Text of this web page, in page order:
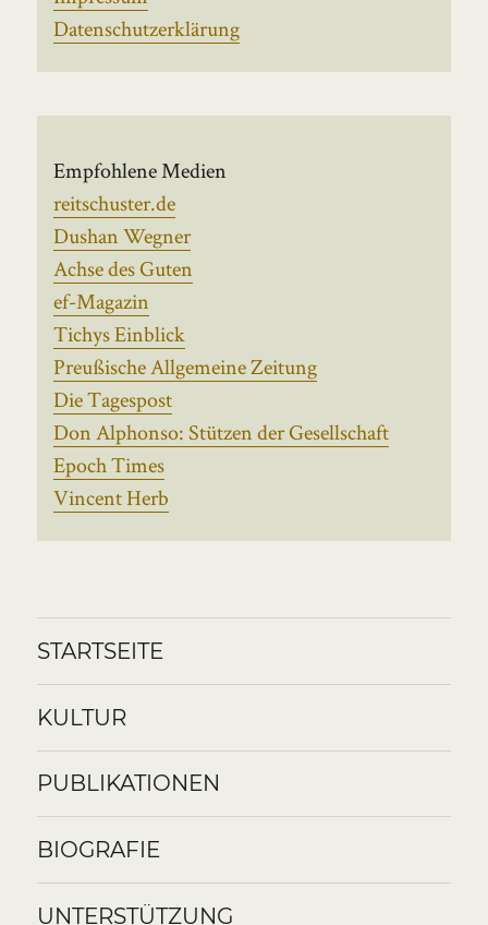
Datenschutzerklärung
Empfohlene Medien
reitschuster.de
Dushan Wegner
Achse des Guten
ef-Magazin
Tichys Einblick
Preußische Allgemeine Zeitung
Die Tagespost
Don Alphonso: Stützen der Gesellschaft
Epoch Times
Vincent Herb
STARTSEITE
KULTUR
PUBLIKATIONEN
BIOGRAFIE
UNTERSTÜTZUNG